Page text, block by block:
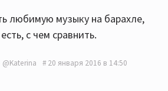
любимую музыку на барахле,
с чем сравнить.
@Katerina 20 января 2016 в 14:50